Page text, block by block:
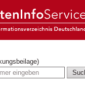
(Packungsbeilage)